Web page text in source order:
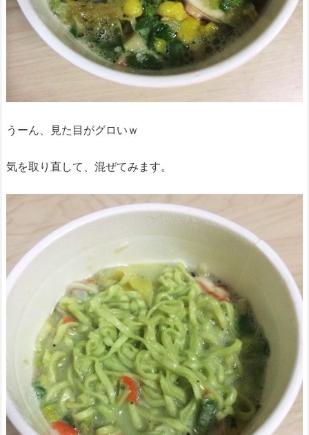
うーん、見た目がグロいｗ
気を取り直して、混ぜてみます。